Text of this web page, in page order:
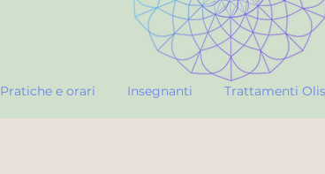
Pratiche e orari Insegnanti Trattamenti